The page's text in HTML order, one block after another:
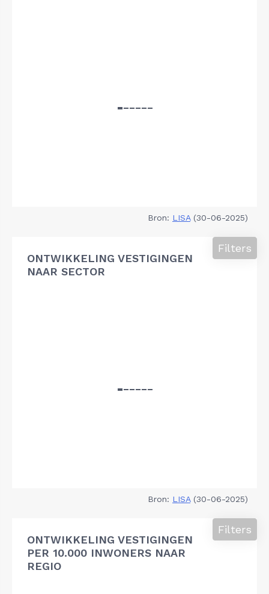
Bron: LISA(30-06-2025)
ONTWIKKELING VESTIGINGEN
NAAR SECTOR
Filters
Bron: LISA(30-06-2025)
ONTWIKKELING VESTIGINGEN
PER 10.000 INWONERS NAAR
REGIO
Filters